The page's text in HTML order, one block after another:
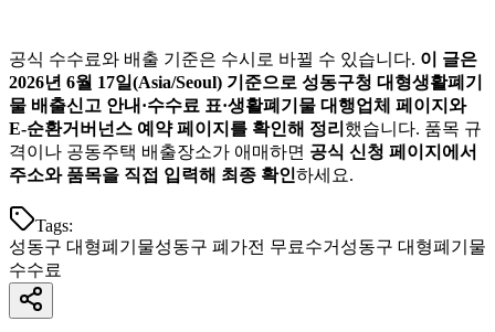
공식 수수료와 배출 기준은 수시로 바뀔 수 있습니다. 이 글은
2026년 6월 17일(Asia/Seoul) 기준으로 성동구청 대형생활폐기
물 배출신고 안내·수수료 표·생활폐기물 대행업체 페이지와
E-순환거버넌스 예약 페이지를 확인해 정리 했습니다. 품목 규
격이나 공동주택 배출장소가 애매하면 공식 신청 페이지에서
주소와 품목을 직접 입력해 최종 확인하세요.
Tags:
성동구 대형폐기물성동구 폐가전 무료수거 성동구 대형폐기물
수수료